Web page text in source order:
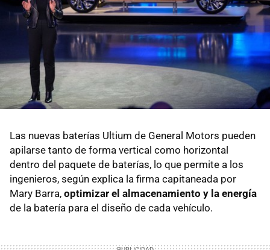
Las nuevas baterías Ultium de General Motors pueden
apilarse tanto de forma vertical como horizontal
dentro del paquete de baterías, lo que permite a los
ingenieros, según explica la firma capitaneada por
Mary Barra, optimizar el almacenamiento y la energía
de la batería para el diseño de cada vehículo.